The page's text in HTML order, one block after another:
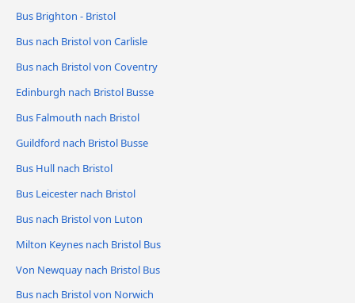
Bus Brighton - Bristol
Bus nach Bristol von Carlisle
Bus nach Bristol von Coventry
Edinburgh nach Bristol Busse
Bus Falmouth nach Bristol
Guildford nach Bristol Busse
Bus Hull nach Bristol
Bus Leicester nach Bristol
Bus nach Bristol von Luton
Milton Keynes nach Bristol Bus
Von Newquay nach Bristol Bus
Bus nach Bristol von Norwich